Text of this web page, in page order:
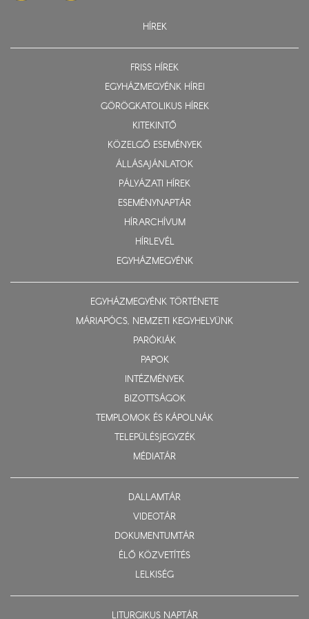
HÍREK
FRISS HÍREK
EGYHÁZMEGYÉNK HÍREI
GÖRÖGKATOLIKUS HÍREK
KITEKINTŐ
KÖZELGŐ ESEMÉNYEK
ÁLLÁSAJÁNLATOK
PÁLYÁZATI HÍREK
ESEMÉNYNAPTÁR
HÍRARCHÍVUM
HÍRLEVÉL
EGYHÁZMEGYÉNK
EGYHÁZMEGYÉNK TÖRTÉNETE
MÁRIAPÓCS, NEMZETI KEGYHELYÜNK
PARÓKIÁK
PAPOK
INTÉZMÉNYEK
BIZOTTSÁGOK
TEMPLOMOK ÉS KÁPOLNÁK
TELEPÜLÉSJEGYZÉK
MÉDIATÁR
DALLAMTÁR
VIDEOTÁR
DOKUMENTUMTÁR
ÉLŐ KÖZVETÍTÉS
LELKISÉG
LITURGIKUS NAPTÁR